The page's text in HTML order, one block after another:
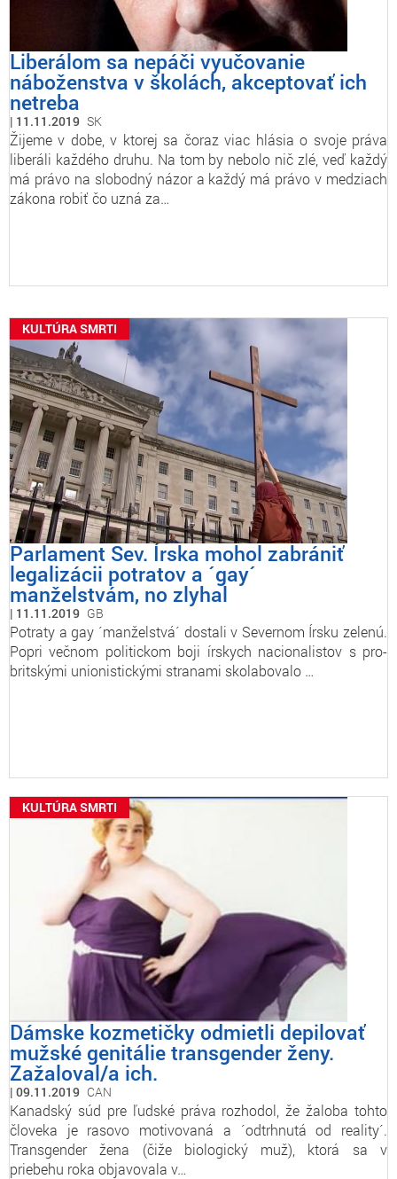
Liberálom sa nepáči vyučovanie
náboženstva v školách, akceptovať ich
netreba
11.11.2019 SK
Žijeme v dobe, v ktorej sa čoraz viac hlásia o svoje práva
liberáli každého druhu. Na tom by nebolo nič zlé, veď každý
má právo na slobodný názor a každý má právo v medziach
zákona robiť čo uzná za…
KULTÚRA SMRTI
Parlament Sev. Írska mohol zabrániť
legalizácii potratov a ´gay´
manželstvám, no zlyhal
11.11.2019 GB
Potraty a gay ´manželstvá´ dostali v Severnom Írsku zelenú.
Popri večnom politickom boji írskych nacionalistov s pro-
britskými unionistickými stranami skolabovalo …
KULTÚRA SMRTI
Dámske kozmetičky odmietli depilovať
mužské genitálie transgender ženy.
Zažaloval/a ich.
09.11.2019 CAN
Kanadský súd pre ľudské práva rozhodol, že žaloba tohto
človeka je rasovo motivovaná a ´odtrhnutá od reality´.
Transgender žena (čiže biologický muž), ktorá sa v
priebehu roka objavovala v…